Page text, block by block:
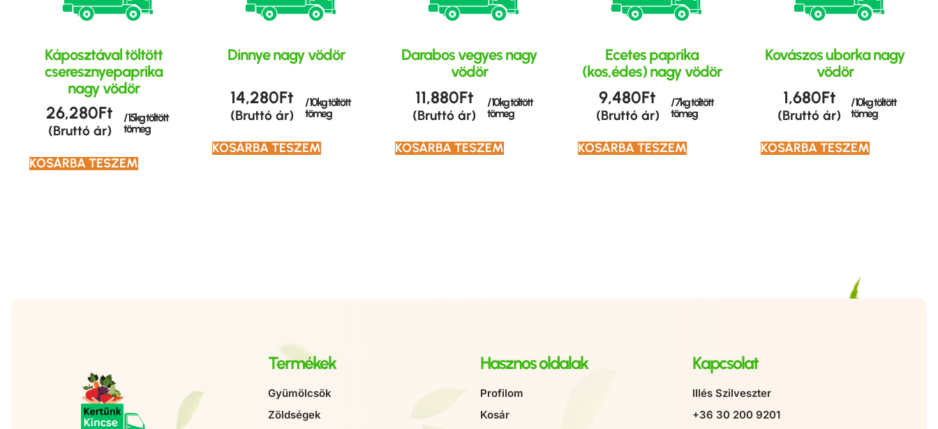
Káposztával töltött
cseresznyepaprika
nagy vödör
26,280Ft
(Bruttó ár)
/ 15kg töltött
tömeg
KOSÁRBA TESZEM
Dinnye nagy vödör
14,280Ft
(Bruttó ár)
/ 10kg töltött
tömeg
KOSÁRBA TESZEM
Darabos vegyes nagy
vödör
11,880Ft
(Bruttó ár)
/ 10kg töltött
tömeg
KOSÁRBA TESZEM
Ecetes paprika
(kos,édes) nagy vödör
9,480Ft
(Bruttó ár)
/ 7kg töltött
tömeg
KOSÁRBA TESZEM
Kovászos uborka nagy
vödör
1,680Ft
(Bruttó ár)
/ 10kg töltött
tömeg
KOSÁRBA TESZEM
Termékek
Gyümölcsök
Zöldségek
Hasznos oldalak
Profilom
Kosár
Kapcsolat
Illés Szilveszter
+36 30 200 9201